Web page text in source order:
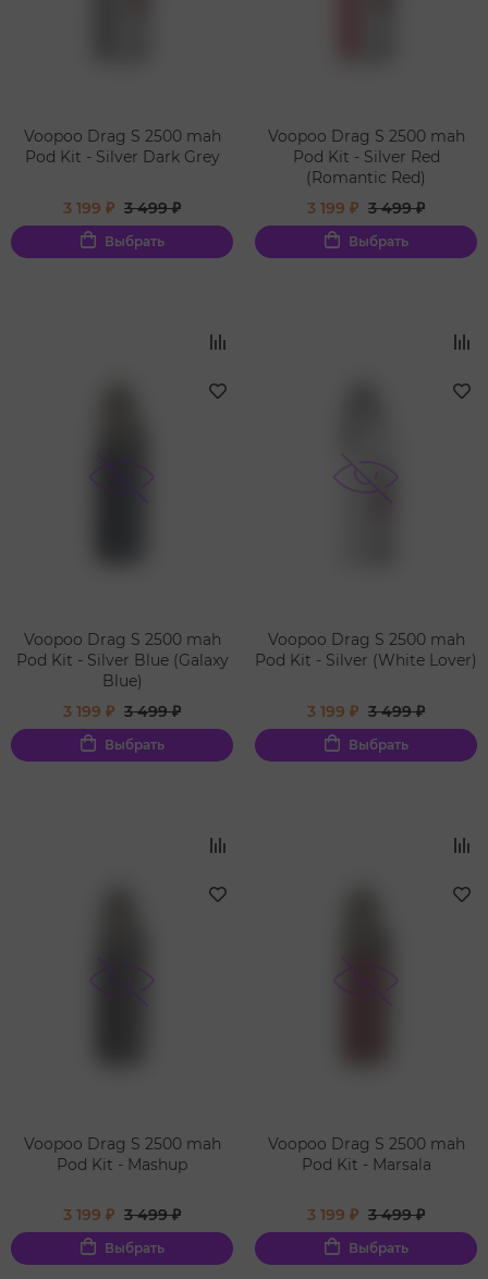
Voopoo Drag S 2500 mah
Pod Kit - Silver Dark Grey
3 199 ₽ 3 499 ₽
Выбрать
Voopoo Drag S 2500 mah
Pod Kit - Silver Red
(Romantic Red)
3 199 ₽ 3 499 ₽
Выбрать
Voopoo Drag S 2500 mah
Pod Kit - Silver Blue (Galaxy
Blue)
3 199 ₽ 3 499 ₽
Выбрать
Voopoo Drag S 2500 mah
Pod Kit - Silver (White Lover)
3 199 ₽ 3 499 ₽
Выбрать
Voopoo Drag S 2500 mah
Pod Kit - Mashup
3 199 ₽ 3 499 ₽
Выбрать
Voopoo Drag S 2500 mah
Pod Kit - Marsala
3 199 ₽ 3 499 ₽
Выбрать